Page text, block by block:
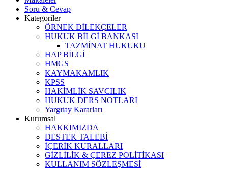
Soru & Cevap
Kategoriler
ÖRNEK DİLEKÇELER
HUKUK BİLGİ BANKASI
TAZMİNAT HUKUKU
HAP BİLGİ
HMGS
KAYMAKAMLIK
KPSS
HAKİMLİK SAVCILIK
HUKUK DERS NOTLARI
Yargıtay Kararları
Kurumsal
HAKKIMIZDA
DESTEK TALEBİ
İÇERİK KURALLARI
GİZLİLİK & ÇEREZ POLİTİKASI
KULLANIM SÖZLEŞMESİ